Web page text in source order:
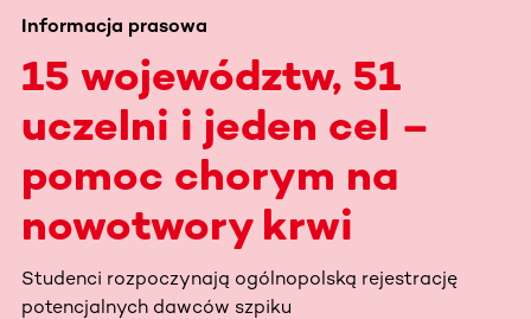
Informacja prasowa
15 województw, 51
uczelni i jeden cel –
pomoc chorym na
nowotwory krwi
Studenci rozpoczynają ogólnopolską rejestrację
potencjalnych dawców szpiku